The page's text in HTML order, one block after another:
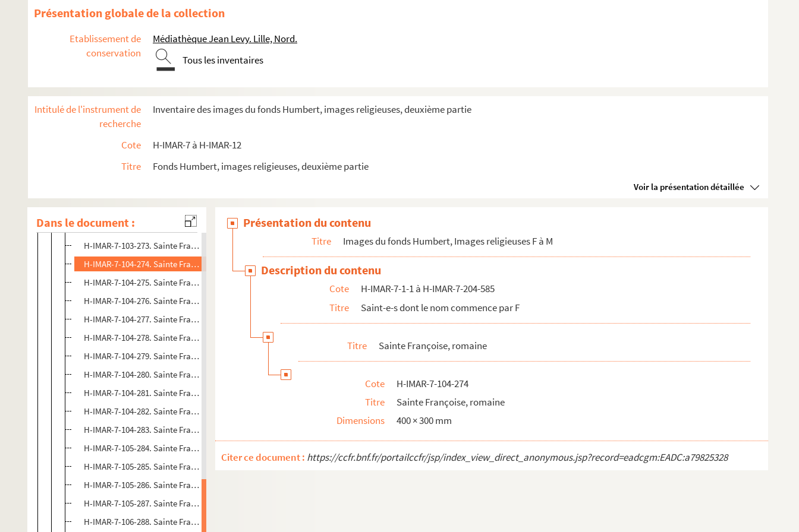
Présentation globale de la collection
Etablissement de
conservation
Médiathèque Jean Levy. Lille, Nord.
Tous les inventaires
Intitulé de l'instrument de
recherche
Inventaire des images du fonds Humbert, images religieuses, deuxième partie
Cote
H-IMAR-7 à H-IMAR-12
Titre
Fonds Humbert, images religieuses, deuxième partie
Voir la présentation détaillée
Dans le document :
Saint François de Sales
Sainte Françoise, romaine
H-IMAR-7-101-263. Sainte Françoise, romaine
H-IMAR-7-103-265. Sainte Françoise, romaine
H-IMAR-7-103-266. Sainte Françoise, romaine
H-IMAR-7-103-269. Sainte Françoise, romaine
H-IMAR-7-103-271. Sainte Françoise, romaine
H-IMAR-7-103-272. Sainte Françoise, romaine
H-IMAR-7-103-273. Sainte Françoise, romaine
H-IMAR-7-104-274. Sainte Françoise, romaine
H-IMAR-7-104-275. Sainte Françoise, romaine
H-IMAR-7-104-276. Sainte Françoise, romaine
H-IMAR-7-104-277. Sainte Françoise, romaine
H-IMAR-7-104-278. Sainte Françoise, romaine
H-IMAR-7-104-279. Sainte Françoise, romaine
H-IMAR-7-104-280. Sainte Françoise, romaine
H-IMAR-7-104-281. Sainte Françoise, romaine
H-IMAR-7-104-282. Sainte Françoise, romaine
H-IMAR-7-104-283. Sainte Françoise, romaine
H-IMAR-7-105-284. Sainte Françoise, romaine
H-IMAR-7-105-285. Sainte Françoise, romaine
H-IMAR-7-105-286. Sainte Françoise, romaine
H-IMAR-7-105-287. Sainte Françoise, romaine
H-IMAR-7-106-288. Sainte Françoise, romaine
Présentation du contenu
Titre Images du fonds Humbert, Images religieuses F à M
Description du contenu
Cote
H-IMAR-7-1-1 à H-IMAR-7-204-585
Titre
Saint-e-s dont le nom commence par F
Titre Sainte Françoise, romaine
Cote
H-IMAR-7-104-274
Titre
Sainte Françoise, romaine
Dimensions
400 × 300 mm
Citer ce document : https://ccfr.bnf.fr/portailccfr/jsp/index_view_direct_anonymous.jsp?record=eadcgm:EADC:a79825328